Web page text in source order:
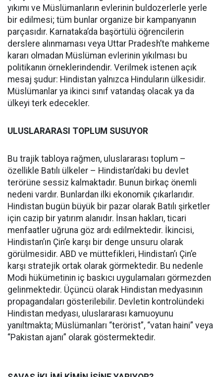
yıkımı ve Müslümanların evlerinin buldozerlerle yerle
bir edilmesi; tüm bunlar organize bir kampanyanın
parçasıdır. Karnataka’da başörtülü öğrencilerin
derslere alınmaması veya Uttar Pradesh’te mahkeme
kararı olmadan Müslüman evlerinin yıkılması bu
politikanın örneklerindendir. Verilmek istenen açık
mesaj şudur: Hindistan yalnızca Hinduların ülkesidir.
Müslümanlar ya ikinci sınıf vatandaş olacak ya da
ülkeyi terk edecekler.
ULUSLARARASI TOPLUM SUSUYOR
Bu trajik tabloya rağmen, uluslararası toplum –
özellikle Batılı ülkeler – Hindistan’daki bu devlet
terörüne sessiz kalmaktadır. Bunun birkaç önemli
nedeni vardır. Bunlardan ilki ekonomik çıkarlarıdır.
Hindistan bugün büyük bir pazar olarak Batılı şirketler
için cazip bir yatırım alanıdır. İnsan hakları, ticari
menfaatler uğruna göz ardı edilmektedir. İkincisi,
Hindistan’ın Çin’e karşı bir denge unsuru olarak
görülmesidir. ABD ve müttefikleri, Hindistan’ı Çin’e
karşı stratejik ortak olarak görmektedir. Bu nedenle
Modi hükümetinin iç baskıcı uygulamaları görmezden
gelinmektedir. Üçüncü olarak Hindistan medyasının
propagandaları gösterilebilir. Devletin kontrolündeki
Hindistan medyası, uluslararası kamuoyunu
yanıltmakta; Müslümanları “terörist”, “vatan haini” veya
“Pakistan ajanı” olarak göstermektedir.